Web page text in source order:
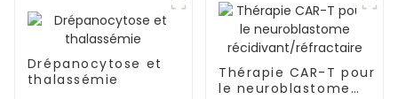
Drépanocytose et
thalassémie
Thérapie CAR-T pour
le neuroblastome